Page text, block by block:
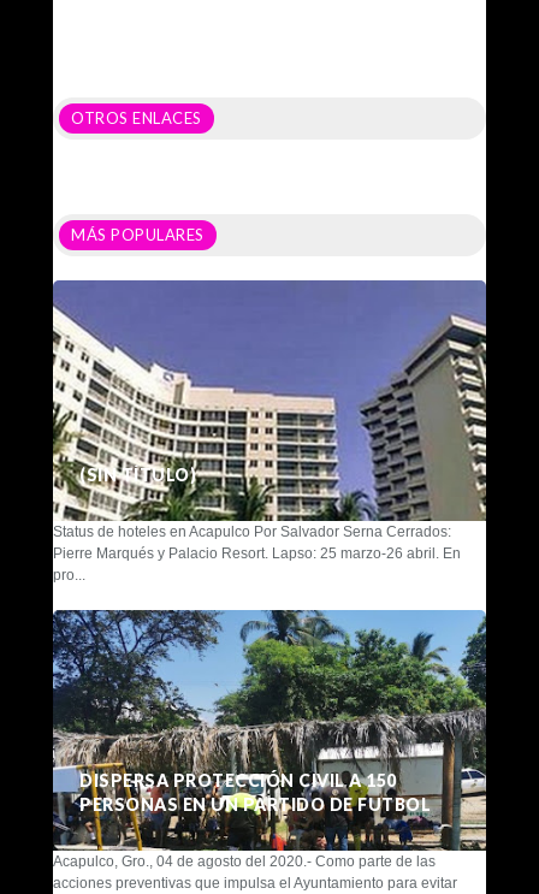
OTROS ENLACES
MÁS POPULARES
(SIN TÍTULO)
Status de hoteles en Acapulco Por Salvador Serna Cerrados:
Pierre Marqués y Palacio Resort. Lapso: 25 marzo-26 abril. En
pro...
DISPERSA PROTECCIÓN CIVIL A 150
PERSONAS EN UN PARTIDO DE FUTBOL
Acapulco, Gro., 04 de agosto del 2020.- Como parte de las
acciones preventivas que impulsa el Ayuntamiento para evitar